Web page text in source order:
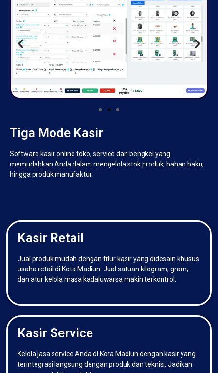
Tiga Mode Kasir
Software kasir online toko, service dan bengkel yang
memudahkan Anda dalam mengelola stok produk, bahan baku,
hingga produk manufaktur.
Kasir Retail
Jual produk mudah dengan fitur kasir yang didesain khusus
usaha retail di Kota Madiun. Jual satuan kilogram, gram,
dan atur kelola masa kadaluwarsa makin terkontrol.
Kasir Service
Kelola jasa service Anda di Kota Madiun dengan kasir yang
terintegrasi langsung dengan produk dan teknisi. Jadikan